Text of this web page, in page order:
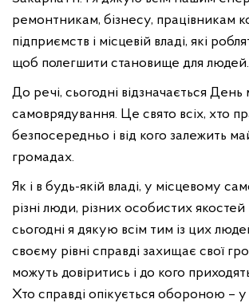
ремонтникам, бізнесу, працівникам
підприємств і місцевій владі, які
щоб полегшити становище для людей.
До речі, сьогодні відзначається День
самоврядування. Це свято всіх, хто
безпосередньо і від кого залежить
громадах.
Як і в будь-якій владі, у місцевому
різні люди, різних особистих якостей і
сьогодні я дякую всім тим із цих
своєму рівні справді захищає свої
можуть довіритись і до кого
Хто справді опікується обороною –